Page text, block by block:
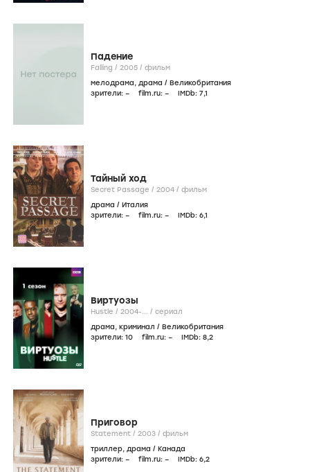
Падение
Falling / 2005 / фильм
мелодрама, драма / Великобритания
зрители: – film.ru: – IMDb: 7,1
Тайный ход
Secret Passage / 2004 / фильм
драма / Италия
зрители: – film.ru: – IMDb: 6,1
Виртуозы
Hustle / 2004-... / сериал
драма, криминал / Великобритания
зрители: 10 film.ru: – IMDb: 8,2
Приговор
Statement / 2003 / фильм
триллер, драма / Канада
зрители: – film.ru: – IMDb: 6,2